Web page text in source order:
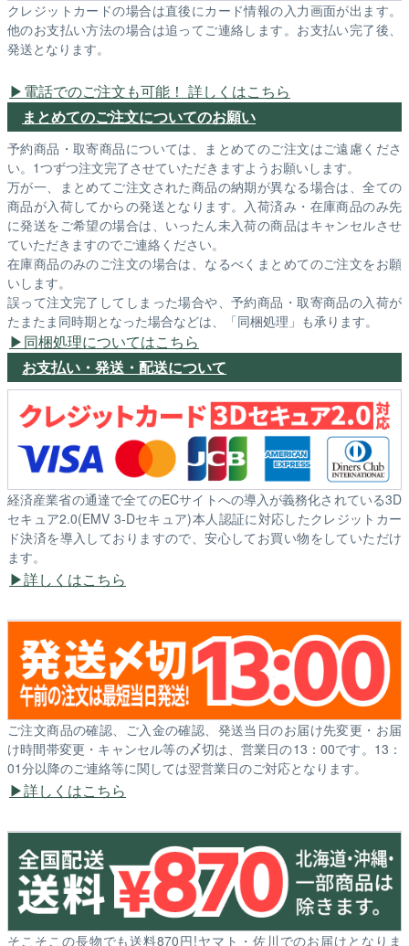
クレジットカードの場合は直後にカード情報の入力画面が出ます。
他のお支払い方法の場合は追ってご連絡します。お支払い完了後、
発送となります。
電話でのご注文も可能！ 詳しくはこちら
まとめてのご注文についてのお願い
予約商品・取寄商品については、まとめてのご注文はご遠慮くださ
い。1つずつ注文完了させていただきますようお願いします。
万が一、まとめてご注文された商品の納期が異なる場合は、全ての
商品が入荷してからの発送となります。入荷済み・在庫商品のみ先
に発送をご希望の場合は、いったん未入荷の商品はキャンセルさせ
ていただきますのでご連絡ください。
在庫商品のみのご注文の場合は、なるべくまとめてのご注文をお願
いします。
誤って注文完了してしまった場合や、予約商品・取寄商品の入荷が
たまたま同時期となった場合などは、「同梱処理」も承ります。
同梱処理についてはこちら
お支払い・発送・配送について
経済産業省の通達で全てのECサイトへの導入が義務化されている3D
セキュア2.0(EMV 3-Dセキュア)本人認証に対応したクレジットカー
ド決済を導入しておりますので、安心してお買い物をしていただけ
ます。
詳しくはこちら
ご注文商品の確認、ご入金の確認、発送当日のお届け先変更・お届
け時間帯変更・キャンセル等の〆切は、営業日の13：00です。13：
01分以降のご連絡等に関しては翌営業日のご対応となります。
詳しくはこちら
そこそこの長物でも送料870円!ヤマト・佐川でのお届けとなりま